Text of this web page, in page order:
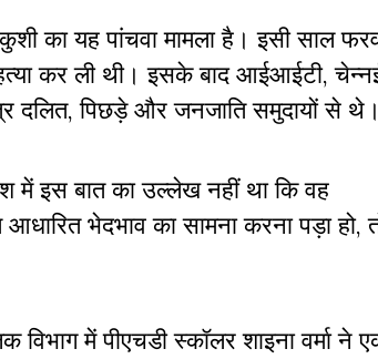
का यह पांचवा मामला है। इसी साल
कर ली थी। इसके बाद आईआईटी,
दलित, पिछड़े और जनजाति समुदायों से थे।
इस बात का उल्लेख नहीं था कि वह
भेदभाव का सामना करना पड़ा हो,
में पीएचडी स्कॉलर शाइना वर्मा ने